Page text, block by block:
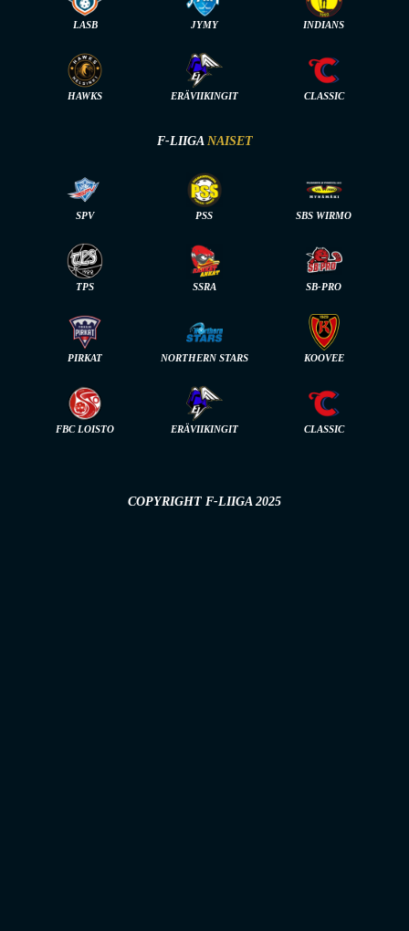
LASB JYMY INDIANS
HAWKS ERÄVIIKINGIT CLASSIC
F-LIIGA NAISET
SPV PSS SBS WIRMO
TPS SSRA SB-PRO
PIRKAT NORTHERN STARS KOOVEE
FBC LOISTO ERÄVIIKINGIT CLASSIC
COPYRIGHT F-LIIGA 2025